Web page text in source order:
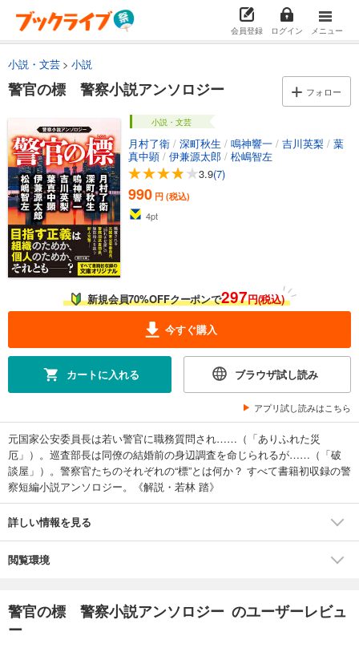
会員登録 ログイン メニュー
小説・文芸 小説
警官の標 警察小説アンソロジー フォロー
小説・文芸
月村了衛 / 深町秋生 / 鳴神響一 / 吉川英梨 / 葉
真中顕 / 伊兼源太郎 / 松嶋智左
3.9(7)
990 円 (税込)
4pt
新規会員70%OFFクーポンで297円(税込)
今すぐ購入
カートに入れる ブラウザ試し読み
アプリ試し読みはこちら
元国家公安委員長は若い警官に職務質問され……（「ありふれた災
厄」）。巡査部長は同僚の結婚前の身辺調査を命じられるが……（「破
談屋」）。警察官たちのそれぞれの“標”とは何か？ すべて書籍初収録の警
察短編小説アンソロジー。《解説・若林 踏》
詳しい情報を見る
閲覧環境
警官の標 警察小説アンソロジー のユーザーレビュ
ー